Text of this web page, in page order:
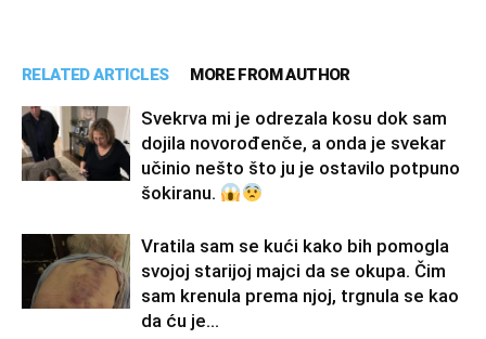
RELATED ARTICLES MORE FROM AUTHOR
Svekrva mi je odrezala kosu dok sam
dojila novorođenče, a onda je svekar
učinio nešto što ju je ostavilo potpuno
šokiranu.
Vratila sam se kući kako bih pomogla
svojoj starijoj majci da se okupa. Čim
sam krenula prema njoj, trgnula se kao
da ću je...